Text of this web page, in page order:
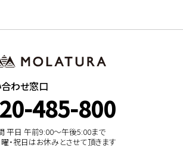
わせ窓口
485-800
平日 午前9:00〜午後5:00まで
・祝日はお休みとさせて頂きます